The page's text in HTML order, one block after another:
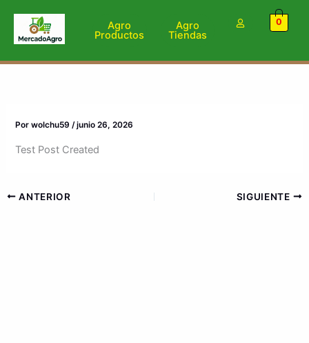
contenido
Agro
Productos
Agro
Tiendas
0
Porwolchu59/junio 26, 2026
Test Post Created
ANTERIOR SIGUIENTE